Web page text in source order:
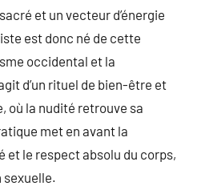
et un vecteur d’énergie
est donc né de cette
occidental et la
d’un rituel de bien-être et
où la nudité retrouve sa
met en avant la
le respect absolu du corps,
sexuelle.